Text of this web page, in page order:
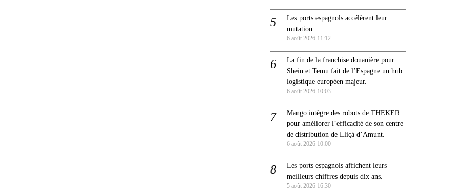
Les ports espagnols accélèrent leur
mutation.
6 août 2026 11:12
La fin de la franchise douanière pour
Shein et Temu fait de l’Espagne un hub
logistique européen majeur.
6 août 2026 10:03
Mango intègre des robots de THEKER
pour améliorer l’efficacité de son centre
de distribution de Lliçà d’Amunt.
6 août 2026 10:00
Les ports espagnols affichent leurs
meilleurs chiffres depuis dix ans.
5 août 2026 16:30